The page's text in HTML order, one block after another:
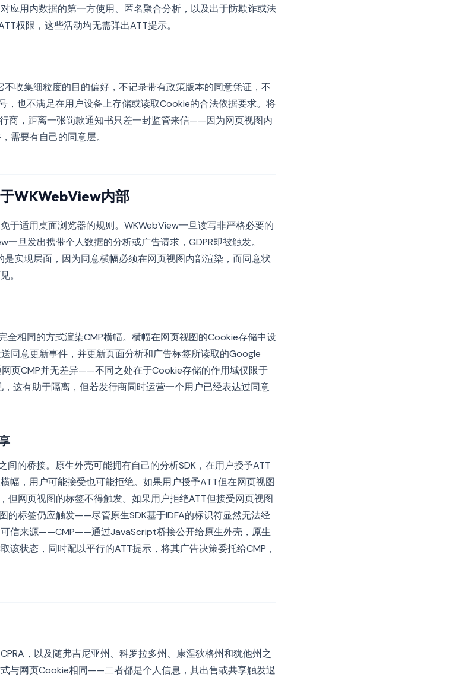
应用内数据的第一方使用、匿名聚合分析，以及出于防欺诈或法
权限，这些活动均无需弹出ATT提示。
不收集细粒度的目的偏好，不记录带有政策版本的同意凭证，不
，也不满足在用户设备上存储或读取Cookie的合法依据要求。将
商，距离一张罚款通知书只差一封监管来信——因为网页视图内
需要有自己的同意层。
WKWebView内部
于适用桌面浏览器的规则。WKWebView一旦读写非严格必要的
旦发出携带个人数据的分析或广告请求，GDPR即被触发。
实现层面，因为同意横幅必须在网页视图内部渲染，而同意状
。
全相同的方式渲染CMP横幅。横幅在网页视图的Cookie存储中设
同意更新事件，并更新页面分析和广告标签所读取的Google
页CMP并无差异——不同之处在于Cookie存储的作用域仅限于
这有助于隔离，但若发行商同时运营一个用户已经表达过同意
间的桥接。原生外壳可能拥有自己的分析SDK，在用户授予ATT
幅，用户可能接受也可能拒绝。如果用户授予ATT但在网页视图
但网页视图的标签不得触发。如果用户拒绝ATT但接受网页视图
的标签仍应触发——尽管原生SDK基于IDFA的标识符显然无法经
信来源——CMP——通过JavaScript桥接公开给原生外壳，原生
该状态，同时配以平行的ATT提示，将其广告决策委托给CMP，
，以及随弗吉尼亚州、科罗拉多州、康涅狄格州和犹他州之
与网页Cookie相同——二者都是个人信息，其出售或共享触发退